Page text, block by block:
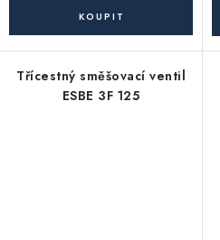
Třícestný směšovací ventil
ESBE 3F 125